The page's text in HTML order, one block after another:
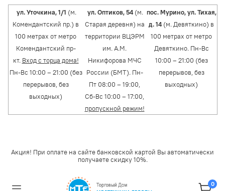
ул. Уточкина, 1/1 (м.
Комендантский пр.) в
100 метрах от метро
Комендантский пр-
кт. Вход с торца дома!
Пн-Вс 10:00 – 21:00 (без
перерывов, без
выходных)
ул. Оптиков, 54 (м.
Старая деревня) на
территории ВЦЭРМ
им. А.М.
Никифорова МЧС
России (БМТ). Пн-
Пт 08:00 – 19:00,
Сб-Вс 10:00 – 17:00,
пропускной режим!
пос. Мурино, ул. Тихая,
д. 14 (м. Девяткино) в
100 метрах от метро
Девяткино. Пн-Вс
10:00 – 21:00 (без
перерывов, без
выходных)
Акция! При оплате на сайте банковской картой Вы автоматически
получаете скидку 10%.
0